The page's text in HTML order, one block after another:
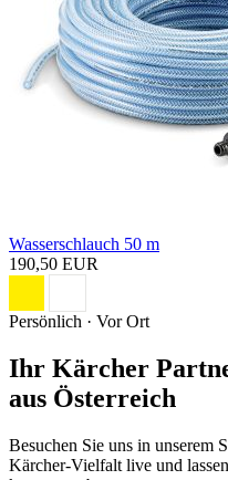
Wasserschlauch 50 m
190,50 EUR
Persönlich · Vor Ort
Ihr Kärcher
aus Österreich
Besuchen Sie uns in unserem
Kärcher-Vielfalt live und